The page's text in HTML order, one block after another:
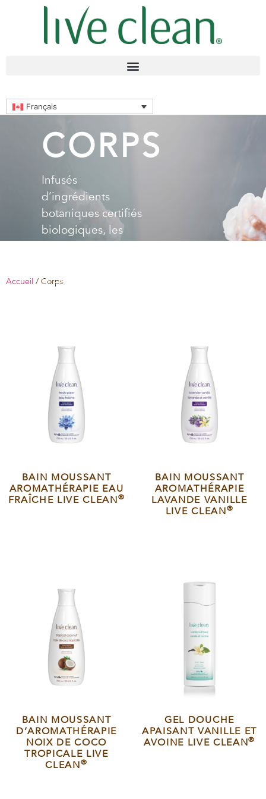
Français
CORPS
Infusés
d’ingrédients
botaniques certifiés
biologiques, les
la peau, tandis que
Accueil / Corps
BAIN MOUSSANT
AROMATHÉRAPIE EAU
FRAÎCHE LIVE CLEAN®
BAIN MOUSSANT
AROMATHÉRAPIE
LAVANDE VANILLE
LIVE CLEAN®
BAIN MOUSSANT
D’AROMATHÉRAPIE
NOIX DE COCO
TROPICALE LIVE
CLEAN®
GEL DOUCHE
APAISANT VANILLE ET
AVOINE LIVE CLEAN®